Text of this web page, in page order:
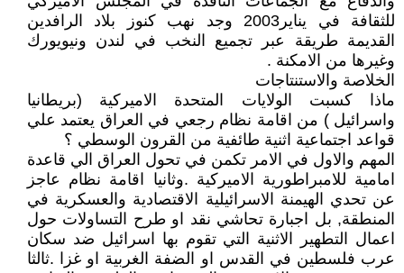
للثقافة في يناير2003 وجد نهب كنوز بلاد الرافدين
القديمة طريقة عبر تجميع النخب في لندن ونيويورك
وغيرها من الامكنة .
الخلاصة والاستنتاجات
ماذا كسبت الولايات المتحدة الاميركية (بريطانيا
واسرائيل ) من اقامة نظام رجعي في العراق يعتمد علي
قواعد اجتماعية اثنية طائفية من القرون الوسطي ؟
المهم والاول في الامر تكمن في تحول العراق الي قاعدة
امامية للامبراطورية الاميركية .وثانيا اقامة نظام عاجز
عن تحدي الهيمنة الاسرائيلية الاقتصادية والعسكرية في
المنطقة, بل اجبارة تحاشي نقد او طرح التساولات حول
اعمال التطهير الاثنية التي تقوم بها اسرائيل ضد سكان
عرب فلسطين في القدس او الضفة الغربية او غزا .ثالثا